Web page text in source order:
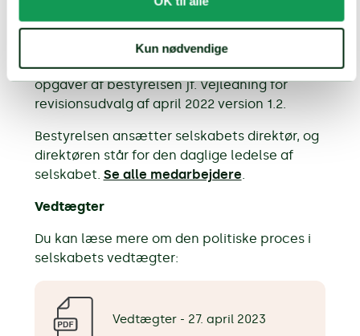
Kun nødvendige
Selskabet har ikke et revisionsudvalg, og
dermed varetages revisionsudvalgets
opgaver af bestyrelsen jf. Vejledning for
revisionsudvalg af april 2022 version 1.2.
Bestyrelsen ansætter selskabets direktør, og
direktøren står for den daglige ledelse af
selskabet. Se alle medarbejdere.
Vedtægter
Du kan læse mere om den politiske proces i
selskabets vedtægter:
Vedtægter - 27. april 2023